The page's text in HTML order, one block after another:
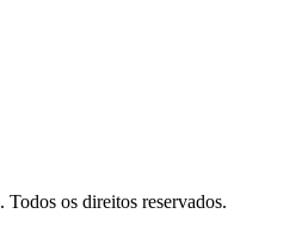
. Todos os direitos reservados.